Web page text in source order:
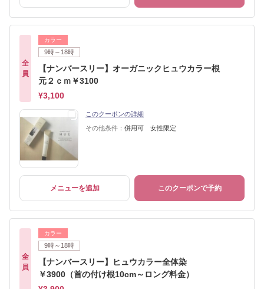
全
員
カラー
9時～18時
【ナンバースリー】オーガニックヒュウカラー根
元２ｃｍ￥3100
¥3,100
このクーポンの詳細
その他条件： 併用可 女性限定
メニューを追加 このクーポンで予約
全
員
カラー
9時～18時
【ナンバースリー】ヒュウカラー全体染
￥3900（首の付け根10cm～ロング料金）